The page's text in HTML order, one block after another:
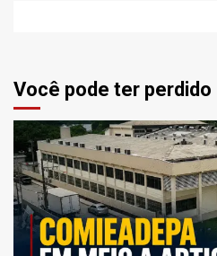
Você pode ter perdido